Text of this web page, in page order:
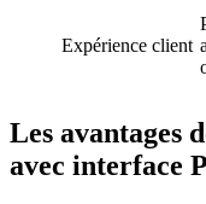
Expérience client
Les avantages
avec interface